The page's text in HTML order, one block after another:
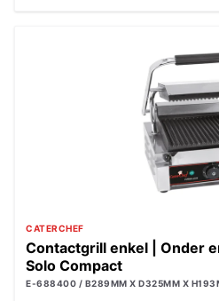
CATERCHEF
Contactgrill enkel | Onder
Solo Compact
E-688400 / B289MM X D325MM X